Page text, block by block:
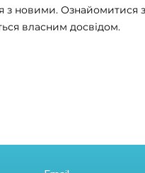
з новими. Ознайомитися з
власним досвідом.